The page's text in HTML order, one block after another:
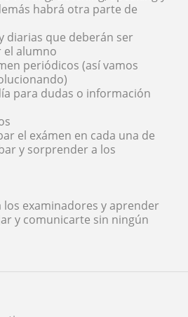
habrá otra parte de
diarias que deberán ser
alumno
periódicos (así vamos
para dudas o información
el exámen en cada una de
y sorprender a los
examinadores y aprender
y comunicarte sin ningún